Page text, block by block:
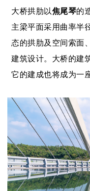
大桥拱肋以焦尾琴的
主梁平面采用曲率半
态的拱肋及空间索面
建筑设计。大桥的建
它的建成也将成为一